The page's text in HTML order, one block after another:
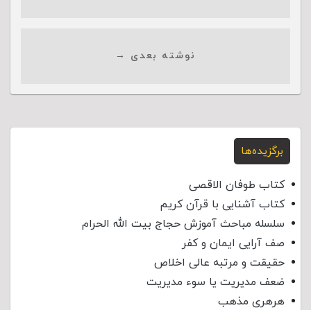
نوشته بعدی →
برگزیده‌ها
کتاب طوفان الاقصی
کتاب آشنایی با قرآن کریم
سلسله مباحث آموزش حجاج بیت الله الحرام
صف آرایی ایمان و کفر
حقیقت و مرتبه عالی اخلاص
ضعف مدیریت یا سوء مدیریت
هرهری مذهب